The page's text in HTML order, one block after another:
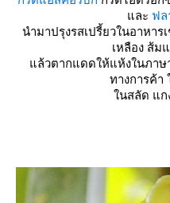
ละ ฟล
นำมาปรุงรสเปรี้ยวในอาหาร
เหลือง ส้ม
ล้วตากแดดให้แห้งในภาษ
ทางการค้า
นสลัด แก